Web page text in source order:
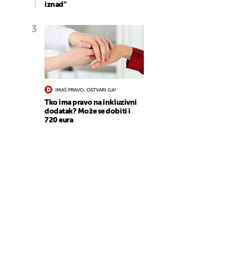
iznad"
IMAŠ PRAVO, OSTVARI GA!
Tko ima pravo na inkluzivni
dodatak? Može se dobiti i
720 eura